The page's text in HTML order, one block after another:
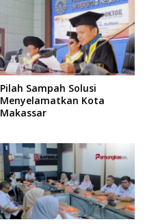
Pilah Sampah Solusi
Menyelamatkan Kota
Makassar